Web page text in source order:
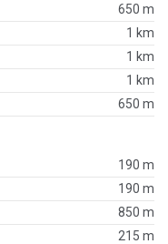
650 m
1 km
1 km
1 km
650 m
190 m
190 m
850 m
215 m